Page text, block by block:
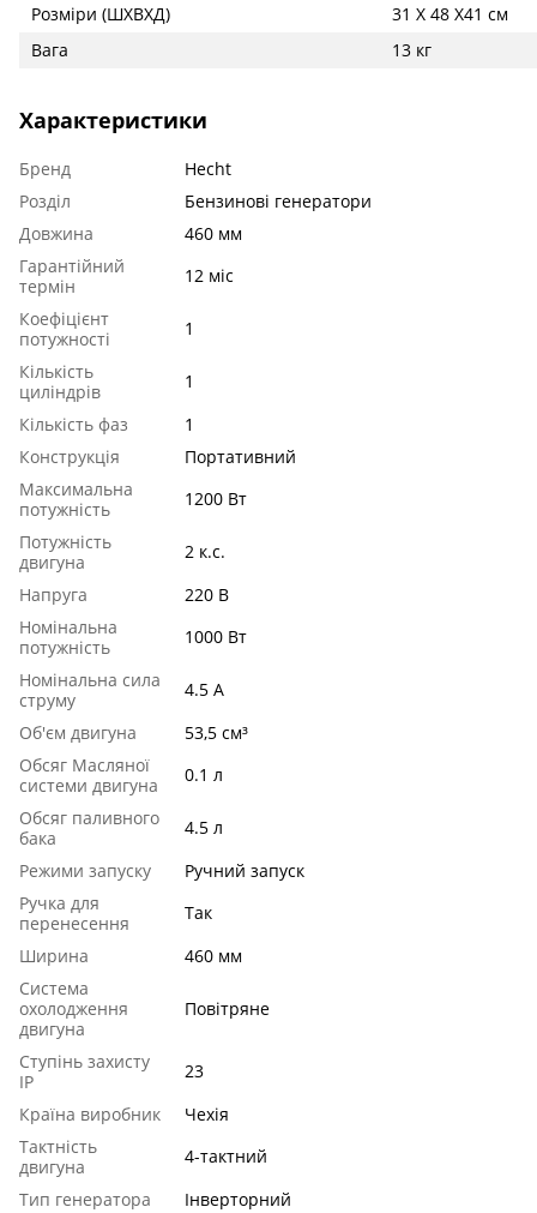
Розміри (ШХВХД)
31 Х 48 Х41 см
Вага
13 кг
Характеристики
Бренд
Hecht
Розділ
Бензинові генератори
Довжина
460 мм
Гарантійний
термін
12 міс
Коефіцієнт
потужності
1
Кількість
циліндрів
1
Кількість фаз
1
Конструкція
Портативний
Максимальна
потужність
1200 Вт
Потужність
двигуна
2 к.с.
Напруга
220 В
Номінальна
потужність
1000 Вт
Номінальна сила
струму
4.5 A
Об'єм двигуна
53,5 см³
Обсяг Масляної
системи двигуна
0.1 л
Обсяг паливного
бака
4.5 л
Режими запуску
Ручний запуск
Ручка для
перенесення
Так
Ширина
460 мм
Система
охолодження
двигуна
Повітряне
Ступінь захисту
IP
23
Країна виробник
Чехія
Тактність
двигуна
4-тактний
Тип генератора
Інверторний